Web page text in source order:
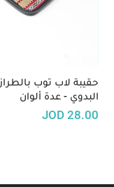
حقيبة لاب توب بالطراز
البدوي - عدة ألوان
28.00
JOD